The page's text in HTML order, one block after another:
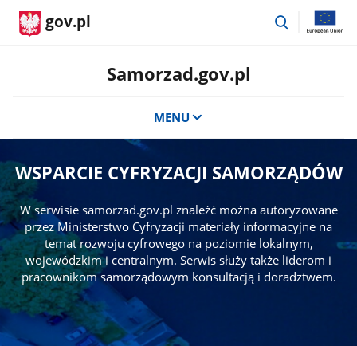
gov.pl
przejdź
Samorzad.gov.pl
MENU
WSPARCIE CYFRYZACJI SAMORZĄDÓW
W serwisie samorzad.gov.pl znaleźć można autoryzowane
przez Ministerstwo Cyfryzacji materiały informacyjne na
temat rozwoju cyfrowego na poziomie lokalnym,
wojewódzkim i centralnym. Serwis służy także liderom i
pracownikom samorządowym konsultacją i doradztwem.